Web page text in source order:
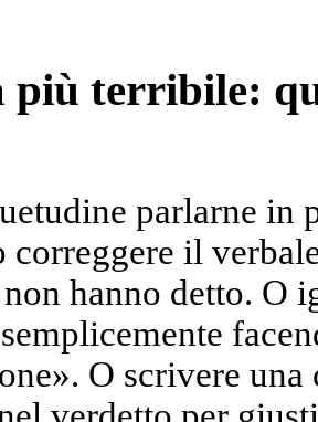
più terribile:
parlarne in
correggere il
hanno detto. O
O scrivere una